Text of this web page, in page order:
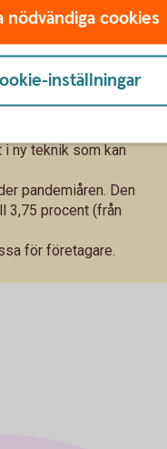
när det blir svårare att
ni pengarna?
Håll nära kontakt med
hos era kunder.
ny teknik som kan
pandemiåren. Den
3,75 procent (från
för företagare.
nödvändiga cookies
inställningar